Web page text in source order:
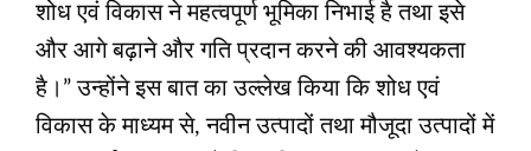
शोध एवं विकास ने महत्वपूर्ण भूमिका निभाई है तथा इसे
और आगे बढ़ाने और गति प्रदान करने की आवश्यकता
है।” उन्होंने इस बात का उल्‍लेख किया कि शोध एवं
विकास के माध्यम से, नवीन उत्पादों तथा मौजूदा उत्पादों में